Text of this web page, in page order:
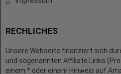
RECHLICHES
Unsere Webseite finanziert sich
und sogenannten Affiliate Links
einem * oder einem Hinweis auf